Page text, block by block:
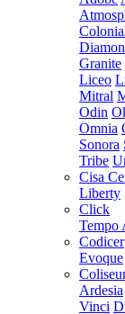
Granite
Liceo
Mitral
Odin
Omnia
Sonora
Tribe
Cisa
Liberty
Click
Tempo
Codicer
Evoque
Ardesia
Vinci